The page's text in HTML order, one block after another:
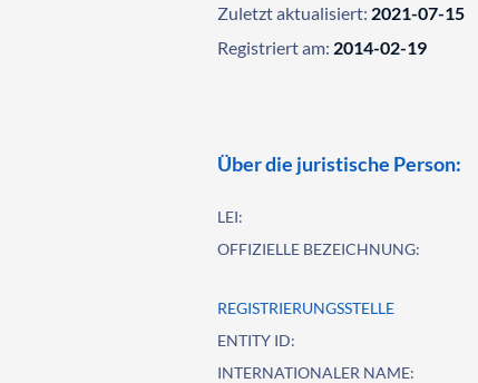
Zuletzt aktualisiert: 2021-07-15
Registriert am: 2014-02-19
Über die juristische Person:
LEI:
OFFIZIELLE BEZEICHNUNG:
REGISTRIERUNGSSTELLE
ENTITY ID:
INTERNATIONALER NAME: